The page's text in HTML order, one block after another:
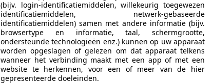
(bijv. login-identificatiemiddelen, willekeurig toegewezen
identificatiemiddelen, netwerk-gebaseerde
identificatiemiddelen) samen met andere informatie (bijv.
browsertype en informatie, taal, schermgrootte,
ondersteunde technologieën enz.) kunnen op uw apparaat
worden opgeslagen of gelezen om dat apparaat telkens
wanneer het verbinding maakt met een app of met een
website te herkennen, voor een of meer van de hier
gepresenteerde doeleinden.